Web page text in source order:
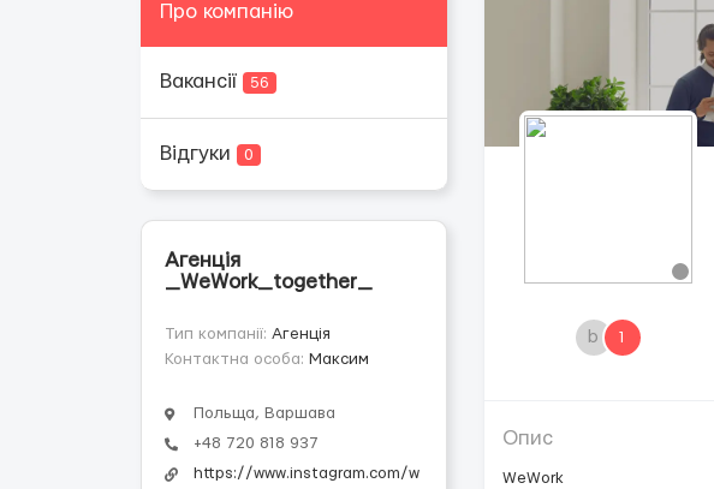
Про компанію
Вакансії 56
Відгуки 0
Агенція
_WeWork_together_
Тип компанії: Агенція
Контактна особа: Максим
Польща, Варшава
+48 720 818 937
https://www.instagram.com/w
b 1
Опис
WeWork